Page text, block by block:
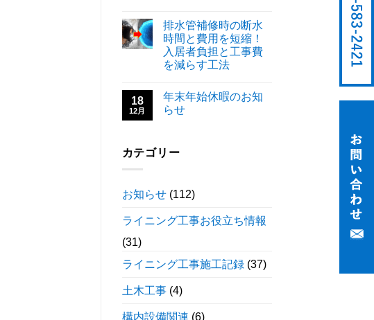
排水管補修時の断水
時間と費用を短縮！
入居者負担と工事費
を減らす工法
18
12月
年末年始休暇のお知
らせ
カテゴリー
お知らせ(112)
ライニング工事お役立ち情報
(31)
ライニング工事施工記録(37)
土木工事(4)
構内設備関連 (6)